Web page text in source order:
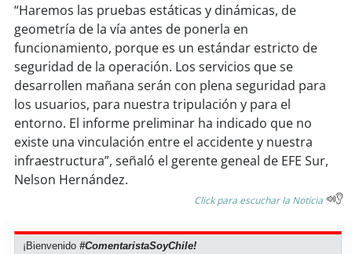
“Haremos las pruebas estáticas y dinámicas, de
geometría de la vía antes de ponerla en
funcionamiento, porque es un estándar estricto de
seguridad de la operación. Los servicios que se
desarrollen mañana serán con plena seguridad para
los usuarios, para nuestra tripulación y para el
entorno. El informe preliminar ha indicado que no
existe una vinculación entre el accidente y nuestra
infraestructura”, señaló el gerente geneal de EFE Sur,
Nelson Hernández.
Click para escuchar la Noticia
¡Bienvenido#ComentaristaSoyChile!